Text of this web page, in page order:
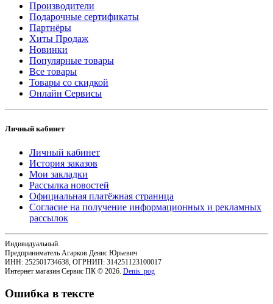
Производители
Подарочные сертификаты
Партнёры
Хиты Продаж
Новинки
Популярные товары
Все товары
Товары со скидкой
Онлайн Сервисы
Личный кабинет
Личный кабинет
История заказов
Мои закладки
Рассылка новостей
Официальная платёжная страница
Согласие на получение информационных и рекламных
рассылок
Индивидуальный
Предприниматель Агарков Денис Юрьевич
ИНН: 252501734638, ОГРНИП: 314251123100017
Интернет магазин Сервис ПК © 2026. Denis_pog
Ошибка в тексте